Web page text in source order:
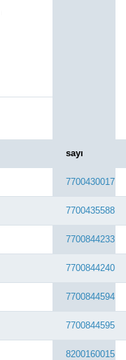
sayı
7700430017
7700435588
7700844233
7700844240
7700844594
7700844595
8200160015